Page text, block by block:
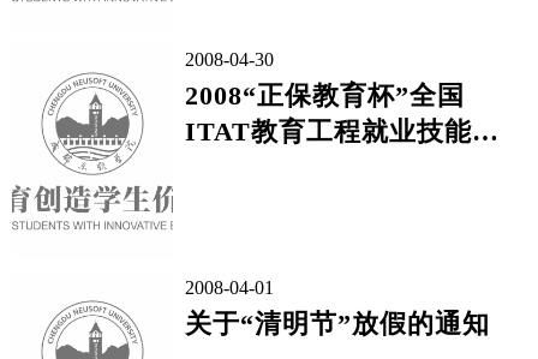
2008-04-30
2008“正保教育杯”全国
ITAT教育工程就业技能大
2008-04-01
关于“清明节”放假的通知